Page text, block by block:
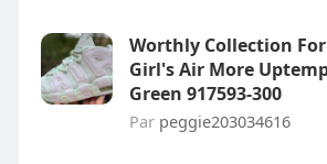
Worthly Collection
Girl's Air More
Green 917593-300
Par peggie203034616